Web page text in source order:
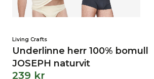
Living Crafts
Underlinne herr 100% bomull
JOSEPH naturvit
239 kr